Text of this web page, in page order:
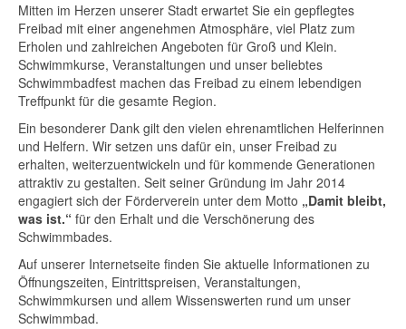
Mitten im Herzen unserer Stadt erwartet Sie ein gepflegtes
Freibad mit einer angenehmen Atmosphäre, viel Platz zum
Erholen und zahlreichen Angeboten für Groß und Klein.
Schwimmkurse, Veranstaltungen und unser beliebtes
Schwimmbadfest machen das Freibad zu einem lebendigen
Treffpunkt für die gesamte Region.
Ein besonderer Dank gilt den vielen ehrenamtlichen Helferinnen
und Helfern. Wir setzen uns dafür ein, unser Freibad zu
erhalten, weiterzuentwickeln und für kommende Generationen
attraktiv zu gestalten. Seit seiner Gründung im Jahr 2014
engagiert sich der Förderverein unter dem Motto „Damit bleibt,
was ist.“ für den Erhalt und die Verschönerung des
Schwimmbades.
Auf unserer Internetseite finden Sie aktuelle Informationen zu
Öffnungszeiten, Eintrittspreisen, Veranstaltungen,
Schwimmkursen und allem Wissenswerten rund um unser
Schwimmbad.